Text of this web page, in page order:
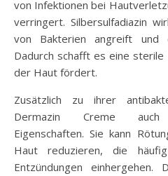
von Infektionen bei
verringert. Silbersulfadiazin
von Bakterien angreift und
Dadurch schafft es eine
der Haut fördert.
Zusätzlich zu ihrer
Dermazin Creme auch
Eigenschaften. Sie kann
Haut reduzieren, die
Entzündungen